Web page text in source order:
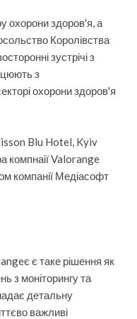
охорони здоров'я, а
Королівства
зустрічі з
з
охорони здоров'я
Blu Hotel, Kyiv
компнаії Valorange
компанії Медіасофт
є таке рішення як
з моніторингу та
детальну
важливі